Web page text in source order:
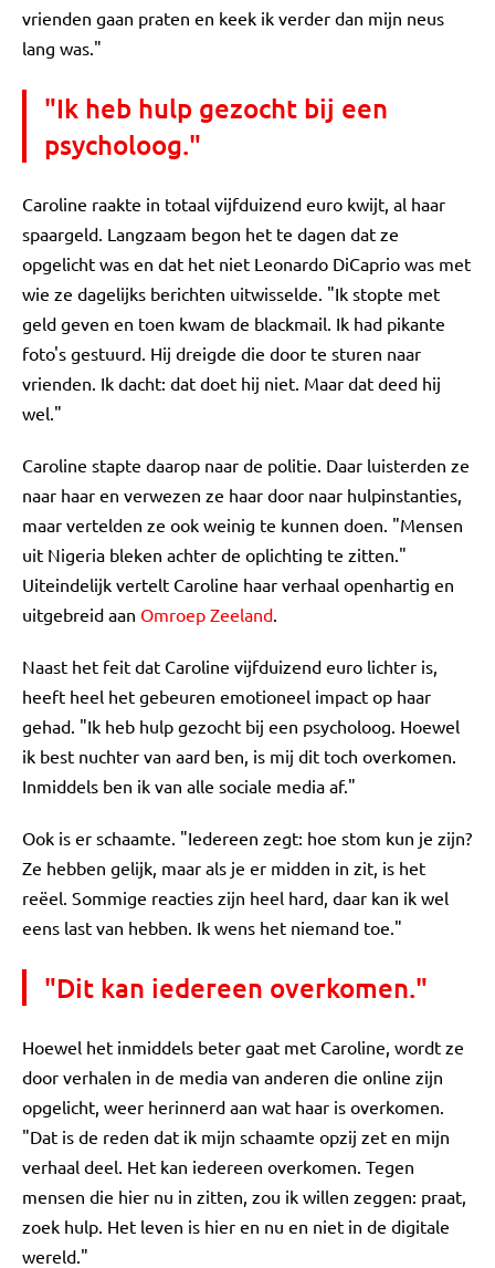
vrienden gaan praten en keek ik verder dan mijn neus
lang was."
"Ik heb hulp gezocht bij een
psycholoog."
Caroline raakte in totaal vijfduizend euro kwijt, al haar
spaargeld. Langzaam begon het te dagen dat ze
opgelicht was en dat het niet Leonardo DiCaprio was met
wie ze dagelijks berichten uitwisselde. "Ik stopte met
geld geven en toen kwam de blackmail. Ik had pikante
foto's gestuurd. Hij dreigde die door te sturen naar
vrienden. Ik dacht: dat doet hij niet. Maar dat deed hij
wel."
Caroline stapte daarop naar de politie. Daar luisterden ze
naar haar en verwezen ze haar door naar hulpinstanties,
maar vertelden ze ook weinig te kunnen doen. "Mensen
uit Nigeria bleken achter de oplichting te zitten."
Uiteindelijk vertelt Caroline haar verhaal openhartig en
uitgebreid aan Omroep Zeeland.
Naast het feit dat Caroline vijfduizend euro lichter is,
heeft heel het gebeuren emotioneel impact op haar
gehad. "Ik heb hulp gezocht bij een psycholoog. Hoewel
ik best nuchter van aard ben, is mij dit toch overkomen.
Inmiddels ben ik van alle sociale media af."
Ook is er schaamte. "Iedereen zegt: hoe stom kun je zijn?
Ze hebben gelijk, maar als je er midden in zit, is het
reëel. Sommige reacties zijn heel hard, daar kan ik wel
eens last van hebben. Ik wens het niemand toe."
"Dit kan iedereen overkomen."
Hoewel het inmiddels beter gaat met Caroline, wordt ze
door verhalen in de media van anderen die online zijn
opgelicht, weer herinnerd aan wat haar is overkomen.
"Dat is de reden dat ik mijn schaamte opzij zet en mijn
verhaal deel. Het kan iedereen overkomen. Tegen
mensen die hier nu in zitten, zou ik willen zeggen: praat,
zoek hulp. Het leven is hier en nu en niet in de digitale
wereld."